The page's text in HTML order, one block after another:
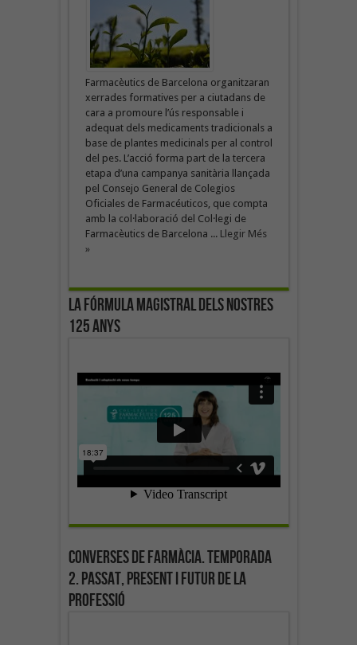
Farmacèutics de Barcelona organitzaran
xerrades formatives per a ciutadans de
cara a promoure l’ús responsable i
adequat dels medicaments tradicionals a
base de plantes medicinals per al control
del pes. L’acció forma part de la tercera
etapa d’una campanya sanitària llançada
pel Consejo General de Colegios
Oficiales de Farmacéuticos, que compta
amb la col·laboració del Col·legi de
Farmacèutics de Barcelona ... Llegir Més
»
La fórmula magistral dels nostres
125 anys
Converses de farmàcia. Temporada
2. Passat, present i futur de la
professió